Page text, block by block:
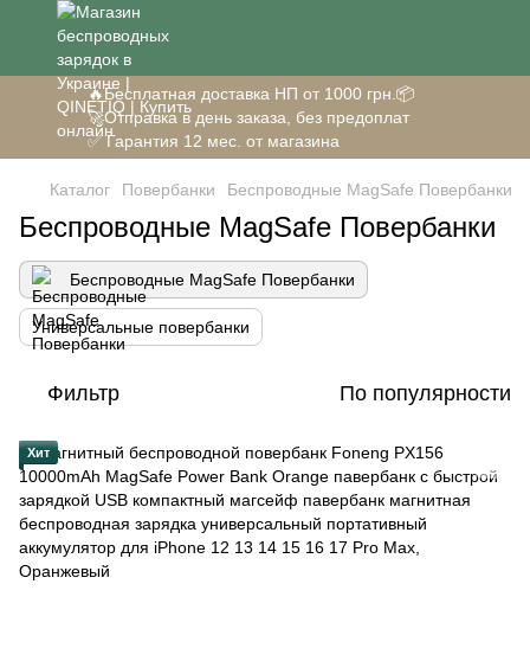
🔥Бесплатная доставка НП от 1000 грн.📦
🚀Отправка в день заказа, без предоплат
✅ Гарантия 12 мес. от магазина
Каталог Повербанки Беспроводные MagSafe Повербанки
Беспроводные MagSafe Повербанки
Беспроводные MagSafe Повербанки
Универсальные повербанки
Фильтр По популярности
Хит